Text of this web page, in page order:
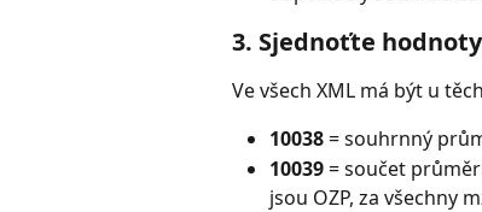
3. Sjednoťte
Ve všech XML má být u
10038 = souhrnný
10039 = součet
jsou OZP, za všechny